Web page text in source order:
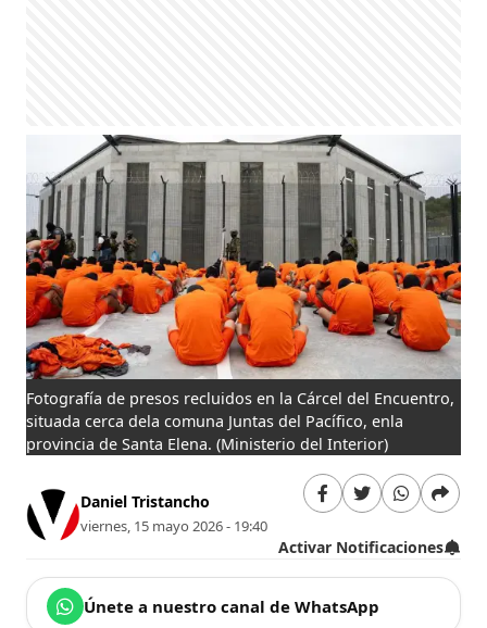
Fotografía de presos recluidos en la Cárcel del Encuentro,
situada cerca dela comuna Juntas del Pacífico, enla
provincia de Santa Elena. (Ministerio del Interior)
Daniel Tristancho
viernes, 15 mayo 2026 - 19:40
Activar Notificaciones
Únete a nuestro canal de WhatsApp